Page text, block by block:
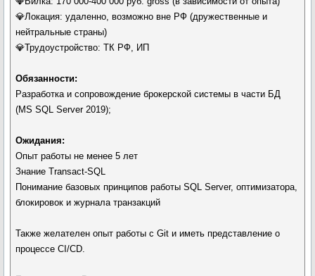
💎Локация: удаленно, возможно вне РФ (дружественные и
нейтральные страны)
💎Трудоустройство: ТК РФ, ИП
Обязанности:
Разработка и сопровождение брокерской системы в части БД
(MS SQL Server 2019);
Ожидания:
Опыт работы не менее 5 лет
Знание Transact-SQL
Понимание базовых принципов работы SQL Server, оптимизатора,
блокировок и журнала транзакций
Также желателен опыт работы с Git и иметь представление о
процессе CI/CD.